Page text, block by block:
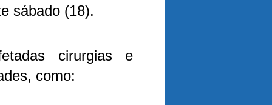
sábado (18).
cirurgias e
como: